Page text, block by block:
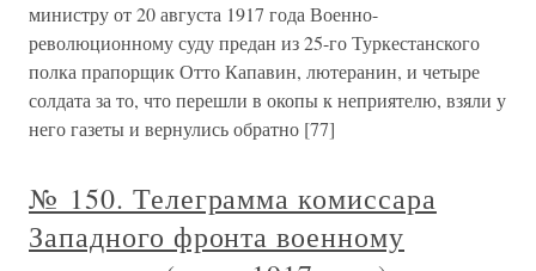
министру от 20 августа 1917 года Военно-
революционному суду предан из 25-го Туркестанского
полка прапорщик Отто Капавин, лютеранин, и четыре
солдата за то, что перешли в окопы к неприятелю, взяли у
него газеты и вернулись обратно [77]
№ 150. Телеграмма комиссара
Западного фронта военному